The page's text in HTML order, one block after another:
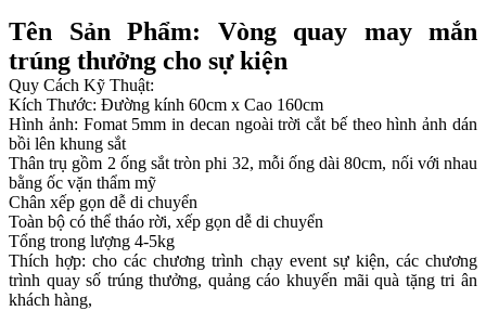
Tên Sản Phẩm: Vòng quay may mắn
trúng thưởng cho sự kiện
Quy Cách Kỹ Thuật:
Kích Thước: Đường kính 60cm x Cao 160cm
Hình ảnh: Fomat 5mm in decan ngoài trời cắt bế theo hình ảnh dán
bồi lên khung sắt
Thân trụ gồm 2 ống sắt tròn phi 32, mỗi ống dài 80cm, nối với nhau
bằng ốc vặn thẩm mỹ
Chân xếp gọn dễ di chuyển
Toàn bộ có thể tháo rời, xếp gọn dễ di chuyển
Tổng trong lượng 4-5kg
Thích hợp: cho các chương trình chạy event sự kiện, các chương
trình quay số trúng thưởng, quảng cáo khuyến mãi quà tặng tri ân
khách hàng,